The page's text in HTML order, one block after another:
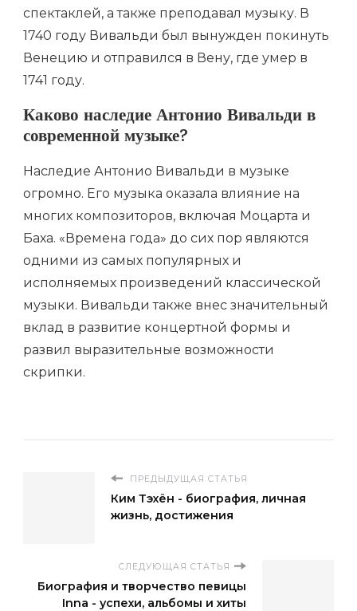
спектаклей, а также преподавал музыку. В
1740 году Вивальди был вынужден покинуть
Венецию и отправился в Вену, где умер в
1741 году.
Каково наследие Антонио Вивальди в
современной музыке?
Наследие Антонио Вивальди в музыке
огромно. Его музыка оказала влияние на
многих композиторов, включая Моцарта и
Баха. «Времена года» до сих пор являются
одними из самых популярных и
исполняемых произведений классической
музыки. Вивальди также внес значительный
вклад в развитие концертной формы и
развил выразительные возможности
скрипки.
ПРЕДЫДУЩАЯ СТАТЬЯ
Ким Тэхён - биография, личная
жизнь, достижения
СЛЕДУЮЩАЯ СТАТЬЯ
Биография и творчество певицы
Inna - успехи, альбомы и хиты